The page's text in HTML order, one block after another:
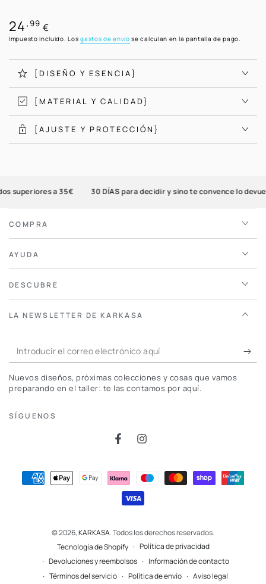
Precio
regular
24 ,99 €
Impuesto incluido. Losgastos de envío se calculan en la pantalla de pago.
[DISEÑO Y ESENCIA}
[MATERIAL Y CALIDAD}
[AJUSTE Y PROTECCIÓN}
superiores a 35€ 30 DÍAS para decidir y sino te convence lo
COMPRA
AYUDA
DESCUBRE
LA NEWSLETTER DE KARKASA
Introducir
el
correo
aquí
Nuevos diseños, próximas colecciones y cosas que vamos
preparando en el taller: te las contamos por aquí.
SÍGUENOS
FacebookInstagram
© 2026,KARKASA. Todos los derechos reservados.
Tecnología de Shopify
Política de privacidad
Devoluciones y reembolsos
Información de contacto
Términos del servicio
Política de envío Aviso legal
Métodos